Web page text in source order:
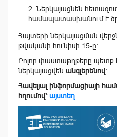
Ներկայացնեն
համապատասխանում է
Հայտերի ներկայացման
թվականի հունիսի 15-ը։
Բոլոր փաստաթղթերը պետք
ներկայացվեն անգլերենով։
Հավելյալ ինֆորմացիայի
հղումով՝այստեղ